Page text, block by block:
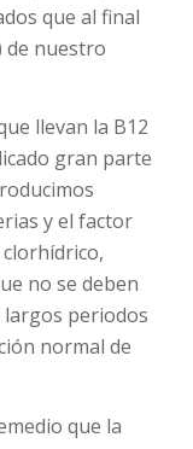
que al final
de nuestro
llevan la B12
gran parte
y el factor
no se deben
periodos
normal de
que la